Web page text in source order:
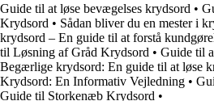
Guide til at løse bevægelses krydsord •
Krydsord • Sådan bliver du en mester i
krydsord – En guide til at forstå
til Løsning af Gråd Krydsord • Guide til
Begærlige krydsord: En guide til at løse
Krydsord: En Informativ Vejledning •
Guide til Storkenæb Krydsord •